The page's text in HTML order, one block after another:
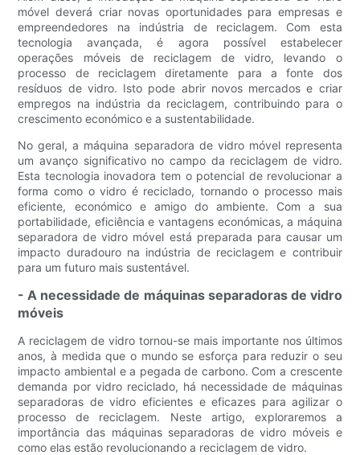
móvel deverá criar novas oportunidades para empresas e
empreendedores na indústria de reciclagem. Com esta
tecnologia avançada, é agora possível estabelecer
operações móveis de reciclagem de vidro, levando o
processo de reciclagem diretamente para a fonte dos
resíduos de vidro. Isto pode abrir novos mercados e criar
empregos na indústria da reciclagem, contribuindo para o
crescimento económico e a sustentabilidade.
No geral, a máquina separadora de vidro móvel representa
um avanço significativo no campo da reciclagem de vidro.
Esta tecnologia inovadora tem o potencial de revolucionar a
forma como o vidro é reciclado, tornando o processo mais
eficiente, económico e amigo do ambiente. Com a sua
portabilidade, eficiência e vantagens económicas, a máquina
separadora de vidro móvel está preparada para causar um
impacto duradouro na indústria de reciclagem e contribuir
para um futuro mais sustentável.
- A necessidade de máquinas separadoras de vidro
móveis
A reciclagem de vidro tornou-se mais importante nos últimos
anos, à medida que o mundo se esforça para reduzir o seu
impacto ambiental e a pegada de carbono. Com a crescente
demanda por vidro reciclado, há necessidade de máquinas
separadoras de vidro eficientes e eficazes para agilizar o
processo de reciclagem. Neste artigo, exploraremos a
importância das máquinas separadoras de vidro móveis e
como elas estão revolucionando a reciclagem de vidro.